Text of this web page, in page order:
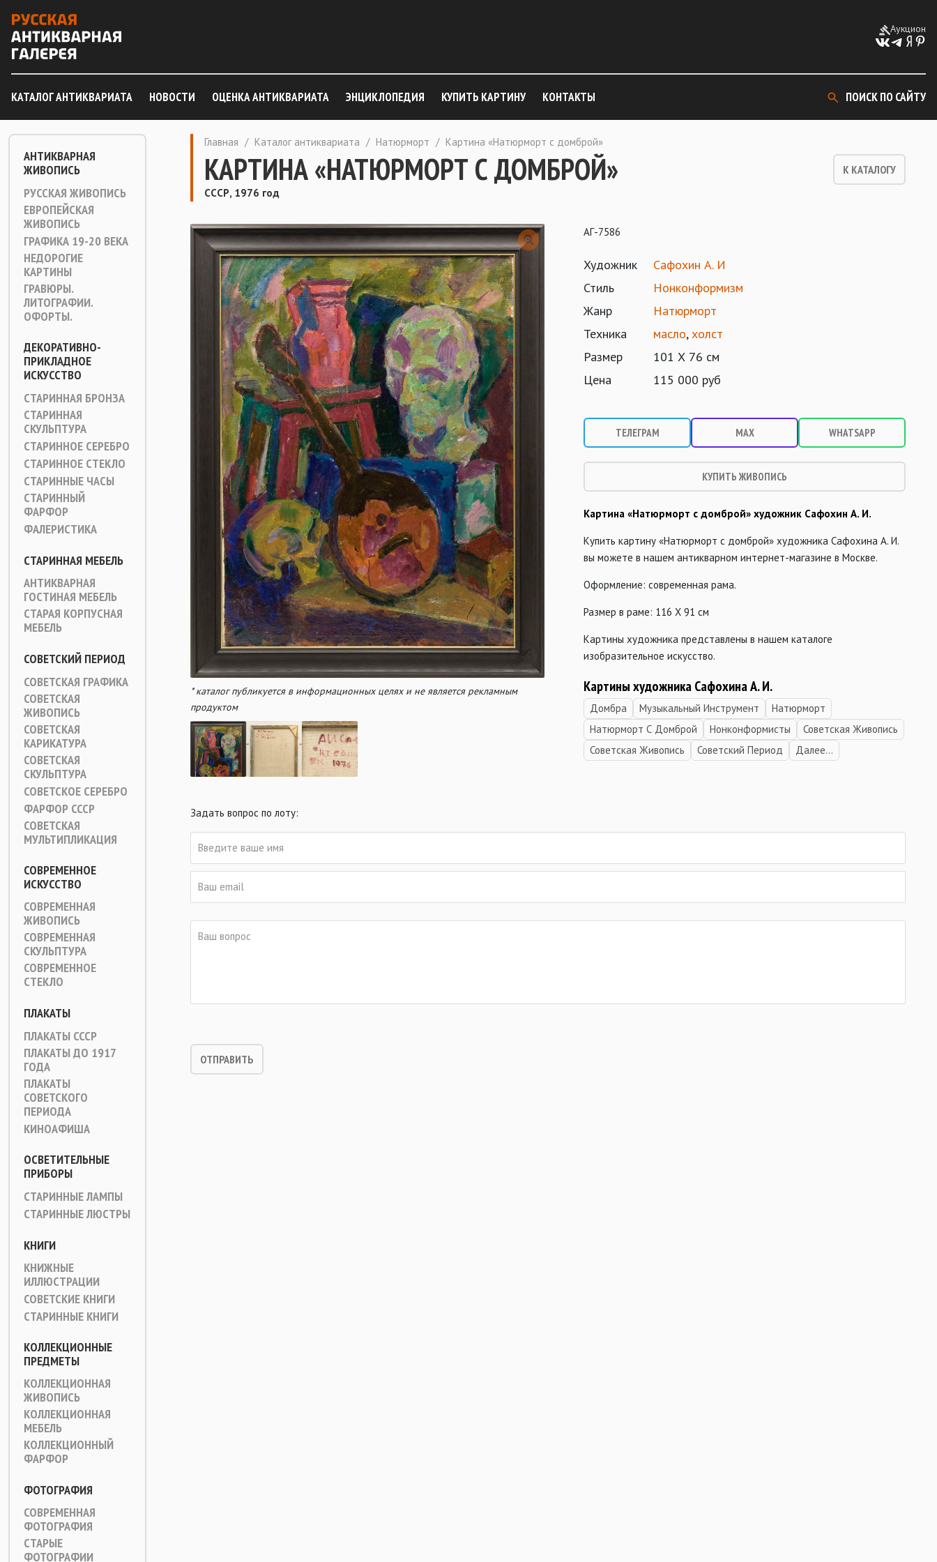
Аукцион
КАТАЛОГ АНТИКВАРИАТА НОВОСТИ ОЦЕНКА АНТИКВАРИАТА ЭНЦИКЛОПЕДИЯ КУПИТЬ КАРТИНУ КОНТАКТЫ ПОИСК ПО САЙТУ
АНТИКВАРНАЯ
ЖИВОПИСЬ
РУССКАЯ ЖИВОПИСЬ
ЕВРОПЕЙСКАЯ
ЖИВОПИСЬ
ГРАФИКА 19-20 ВЕКА
НЕДОРОГИЕ
КАРТИНЫ
ГРАВЮРЫ.
ЛИТОГРАФИИ.
ОФОРТЫ.
ДЕКОРАТИВНО-
ПРИКЛАДНОЕ
ИСКУССТВО
СТАРИННАЯ БРОНЗА
СТАРИННАЯ
СКУЛЬПТУРА
СТАРИННОЕ СЕРЕБРО
СТАРИННОЕ СТЕКЛО
СТАРИННЫЕ ЧАСЫ
СТАРИННЫЙ
ФАРФОР
ФАЛЕРИСТИКА
СТАРИННАЯ МЕБЕЛЬ
АНТИКВАРНАЯ
ГОСТИНАЯ МЕБЕЛЬ
СТАРАЯ КОРПУСНАЯ
МЕБЕЛЬ
СОВЕТСКИЙ ПЕРИОД
СОВЕТСКАЯ ГРАФИКА
СОВЕТСКАЯ
ЖИВОПИСЬ
СОВЕТСКАЯ
КАРИКАТУРА
СОВЕТСКАЯ
СКУЛЬПТУРА
СОВЕТСКОЕ СЕРЕБРО
ФАРФОР СССР
СОВЕТСКАЯ
МУЛЬТИПЛИКАЦИЯ
СОВРЕМЕННОЕ
ИСКУССТВО
СОВРЕМЕННАЯ
ЖИВОПИСЬ
СОВРЕМЕННАЯ
СКУЛЬПТУРА
СОВРЕМЕННОЕ
СТЕКЛО
ПЛАКАТЫ
ПЛАКАТЫ СССР
ПЛАКАТЫ ДО 1917
ГОДА
ПЛАКАТЫ
СОВЕТСКОГО
ПЕРИОДА
КИНОАФИША
ОСВЕТИТЕЛЬНЫЕ
ПРИБОРЫ
СТАРИННЫЕ ЛАМПЫ
СТАРИННЫЕ ЛЮСТРЫ
КНИГИ
КНИЖНЫЕ
ИЛЛЮСТРАЦИИ
СОВЕТСКИЕ КНИГИ
СТАРИННЫЕ КНИГИ
КОЛЛЕКЦИОННЫЕ
ПРЕДМЕТЫ
КОЛЛЕКЦИОННАЯ
ЖИВОПИСЬ
КОЛЛЕКЦИОННАЯ
МЕБЕЛЬ
КОЛЛЕКЦИОННЫЙ
ФАРФОР
ФОТОГРАФИЯ
СОВРЕМЕННАЯ
ФОТОГРАФИЯ
СТАРЫЕ
ФОТОГРАФИИ
Главная / Каталог антиквариата / Натюрморт / Картина «Натюрморт с домброй»
КАРТИНА «НАТЮРМОРТ С ДОМБРОЙ» К КАТАЛОГУ
СССР, 1976 год
* каталог публикуется в информационных целях и не является рекламным
продуктом
АГ-7586
Художник
Сафохин А. И
Стиль
Нонконформизм
Жанр
Натюрморт
Техника
масло,холст
Размер
101 Х 76 см
Цена
115 000 руб
ТЕЛЕГРАМ MAX WHATSAPP
КУПИТЬ ЖИВОПИСЬ
Картина «Натюрморт с домброй» художник Сафохин А. И.
Купить картину «Натюрморт с домброй» художника Сафохина А. И.
вы можете в нашем антикварном интернет-магазине в Москве.
Оформление: современная рама.
Размер в раме: 116 Х 91 см
Картины художника представлены в нашем каталоге
изобразительное искусство.
Картины художника Сафохина А. И.
Домбра Музыкальный Инструмент
Натюрморт
Натюрморт С Домброй
Нонконформисты
Советская Живопись
Советская Живопись
Советский Период Далее...
Задать вопрос по лоту: